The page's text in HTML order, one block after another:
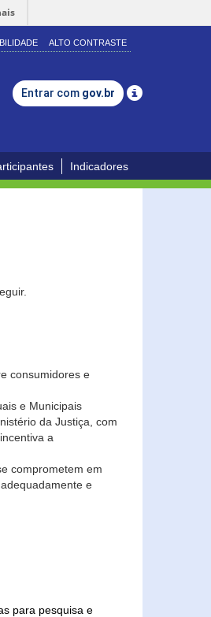
ALTO CONTRASTE
Entrar com gov.br
Indicadores
consumidores e
e Municipais
da Justiça, com
a
comprometem em
e
para pesquisa e